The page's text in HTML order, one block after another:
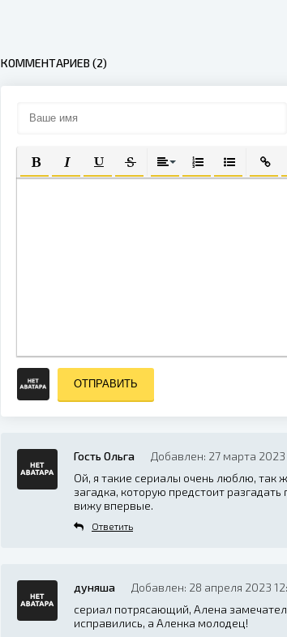
КОММЕНТАРИЕВ (2)
ПОЛУЖИРНЫЙ
КУРСИВПОДЧЕРКНУТЫЙ
ЗАЧЕРКНУТЫЙВЫРАВНИВАНИЕ
НУМЕРОВАННЫЙ
ОТПРАВИТЬ
Гость Ольга Добавлен: 27 марта 2023
Ой, я такие сериалы очень люблю, так
загадка, которую предстоит
вижу впервые.
Ответить
дуняша Добавлен: 28 апреля 2023
сериал потрясающий, Алена
исправились, а Аленка молодец!